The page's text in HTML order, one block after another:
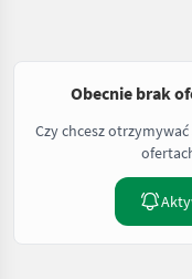
Obecnie brak
Czy chcesz